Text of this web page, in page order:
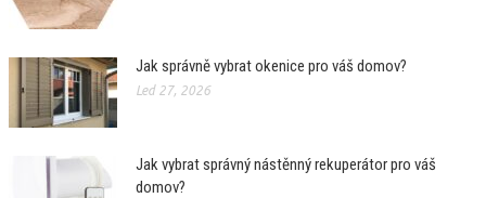
Jak správně vybrat okenice pro váš domov?
Led 27, 2026
Jak vybrat správný nástěnný rekuperátor pro váš
domov?